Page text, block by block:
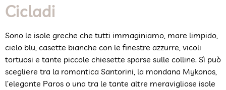
Cicladi
Sono le isole greche che tutti immaginiamo, mare limpido,
cielo blu, casette bianche con le finestre azzurre, vicoli
tortuosi e tante piccole chiesette sparse sulle colline. Sì può
scegliere tra la romantica Santorini, la mondana Mykonos,
l’elegante Paros o una tra le tante altre meravigliose isole